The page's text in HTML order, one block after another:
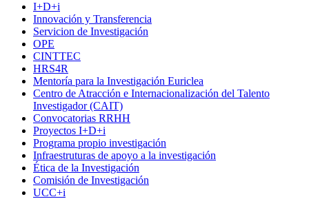
I+D+i
Innovación y Transferencia
Servicion de Investigación
OPE
CINTTEC
HRS4R
Mentoría para la Investigación Euriclea
Centro de Atracción e Internacionalización del Talento
Investigador (CAIT)
Convocatorias RRHH
Proyectos I+D+i
Programa propio investigación
Infraestruturas de apoyo a la investigación
Ética de la Investigación
Comisión de Investigación
UCC+i